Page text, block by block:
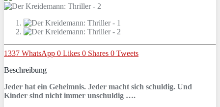
1337 WhatsApp 0 Likes 0 Shares 0 Tweets
Beschreibung
Jeder hat ein Geheimnis. Jeder macht sich schuldig. Und
Kinder sind nicht immer unschuldig ….